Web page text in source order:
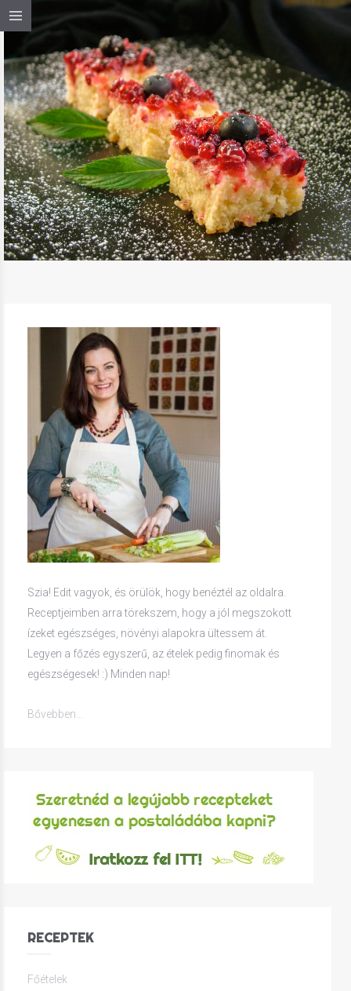
RIBIZLIS KÖLESKOCH
Szia! Edit vagyok, és örülök, hogy benéztél az oldalra.
Receptjeimben arra törekszem, hogy a jól megszokott
ízeket egészséges, növényi alapokra ültessem át.
Legyen a főzés egyszerű, az ételek pedig finomak és
egészségesek! :) Minden nap!
Bővebben...
RECEPTEK
Főételek